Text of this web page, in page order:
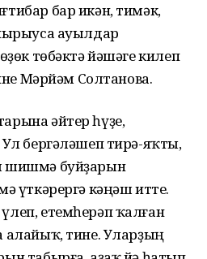
бар икән, тимәк,
ауылдар
төбәктә йәшәге килеп
Мәрйәм Солтанова.
әйтер һүҙе,
бер­гәләшеп тирә-яҡты,
шишмә буйҙарын
үткәрергә кәңәш итте.
етемһерәп ҡалған
алайыҡ, тине. Уларҙың